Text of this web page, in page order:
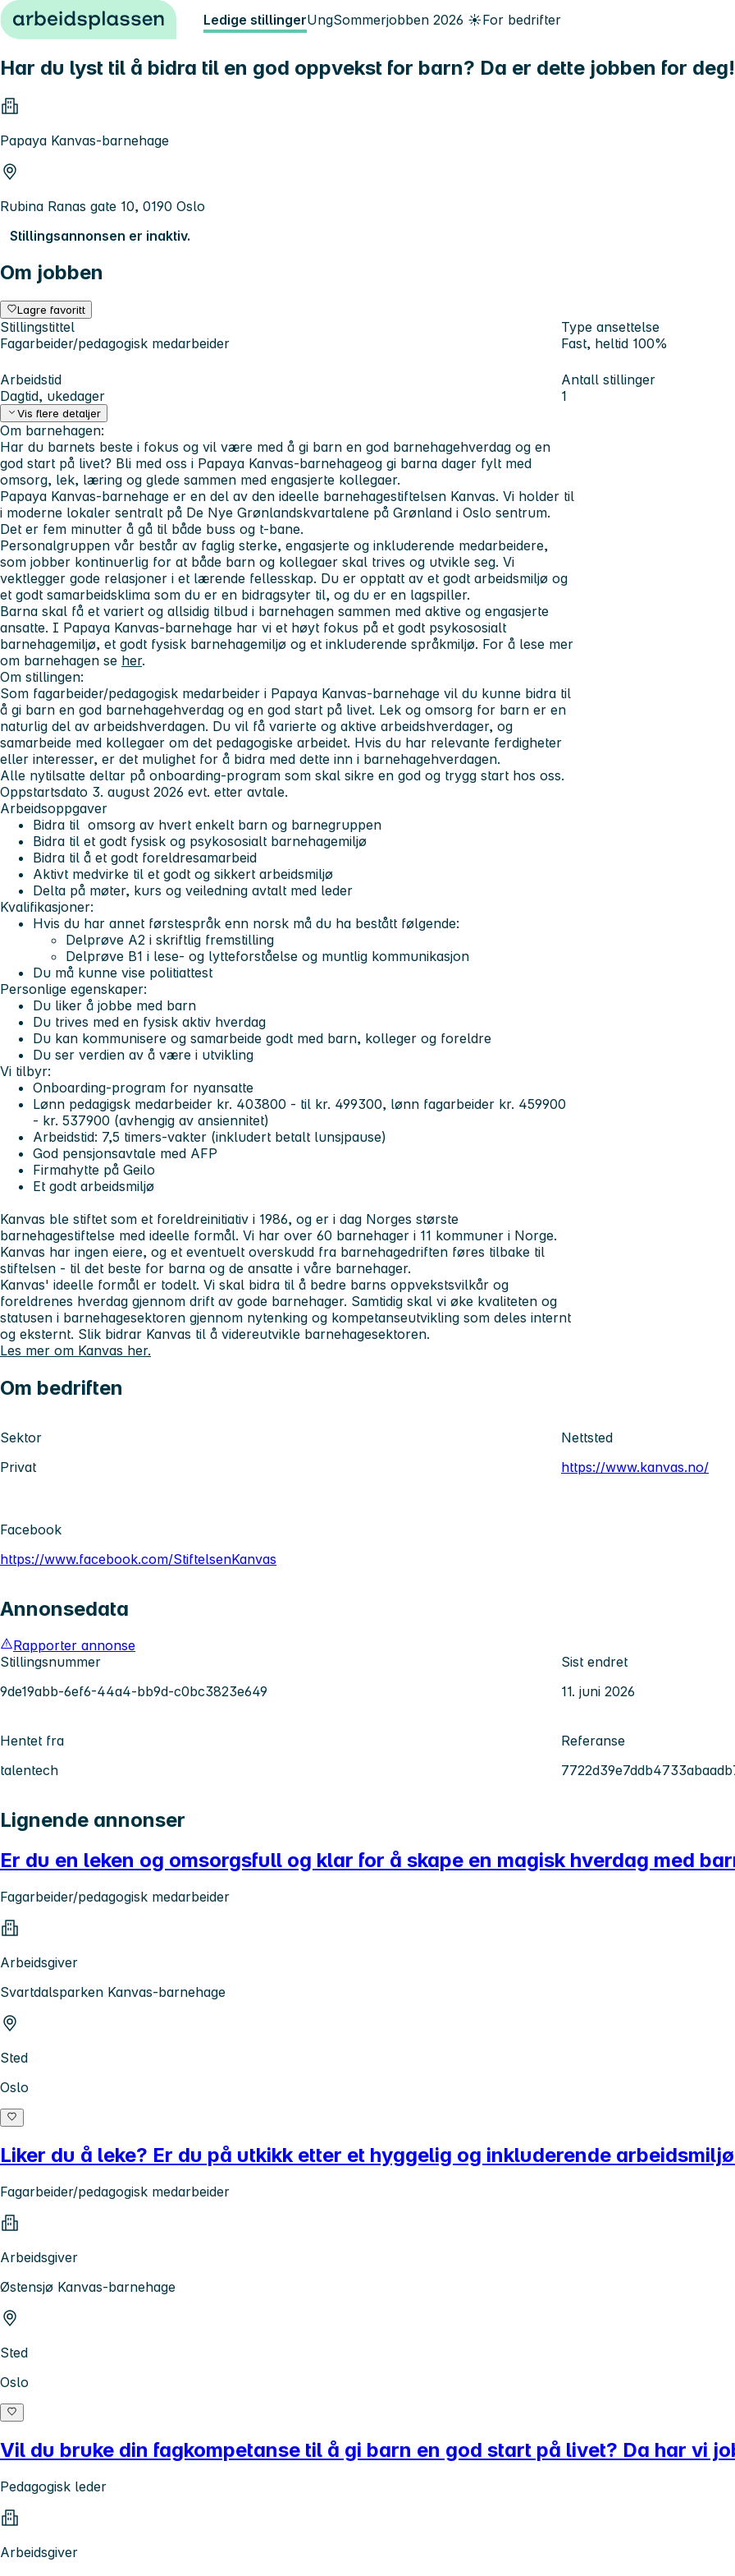
Hopp til innhold Ledige stillingerUngSommerjobben 2026 ☀️For bedrifter
Har du lyst til å bidra til en god oppvekst for barn? Da er dette jobben for deg!
Papaya Kanvas-barnehage
Rubina Ranas gate 10, 0190 Oslo
Stillingsannonsen er inaktiv.
Om jobben
Lagre favoritt
Stillingstittel
Fagarbeider/pedagogisk medarbeider
Type ansettelse
Fast, heltid 100%
Arbeidstid
Dagtid, ukedager
Antall stillinger
1
Vis flere detaljer
Om barnehagen:
Har du barnets beste i fokus og vil være med å gi barn en god barnehagehverdag og en
god start på livet? Bli med oss i Papaya Kanvas-barnehageog gi barna dager fylt med
omsorg, lek, læring og glede sammen med engasjerte kollegaer.
Papaya Kanvas-barnehage er en del av den ideelle barnehagestiftelsen Kanvas. Vi holder til
i moderne lokaler sentralt på De Nye Grønlandskvartalene på Grønland i Oslo sentrum.
Det er fem minutter å gå til både buss og t-bane.
Personalgruppen vår består av faglig sterke, engasjerte og inkluderende medarbeidere,
som jobber kontinuerlig for at både barn og kollegaer skal trives og utvikle seg. Vi
vektlegger gode relasjoner i et lærende fellesskap. Du er opptatt av et godt arbeidsmiljø og
et godt samarbeidsklima som du er en bidragsyter til, og du er en lagspiller.
Barna skal få et variert og allsidig tilbud i barnehagen sammen med aktive og engasjerte
ansatte. I Papaya Kanvas-barnehage har vi et høyt fokus på et godt psykososialt
barnehagemiljø, et godt fysisk barnehagemiljø og et inkluderende språkmiljø. For å lese mer
om barnehagen se her.
Om stillingen:
Som fagarbeider/pedagogisk medarbeider i Papaya Kanvas-barnehage vil du kunne bidra til
å gi barn en god barnehagehverdag og en god start på livet. Lek og omsorg for barn er en
naturlig del av arbeidshverdagen. Du vil få varierte og aktive arbeidshverdager, og
samarbeide med kollegaer om det pedagogiske arbeidet. Hvis du har relevante ferdigheter
eller interesser, er det mulighet for å bidra med dette inn i barnehagehverdagen.
Alle nytilsatte deltar på onboarding-program som skal sikre en god og trygg start hos oss.
Oppstartsdato 3. august 2026 evt. etter avtale.
Arbeidsoppgaver
Bidra til omsorg av hvert enkelt barn og barnegruppen
Bidra til et godt fysisk og psykososialt barnehagemiljø
Bidra til å et godt foreldresamarbeid
Aktivt medvirke til et godt og sikkert arbeidsmiljø
Delta på møter, kurs og veiledning avtalt med leder
Kvalifikasjoner:
Hvis du har annet førstespråk enn norsk må du ha bestått følgende:
Delprøve A2 i skriftlig fremstilling
Delprøve B1 i lese- og lytteforståelse og muntlig kommunikasjon
Du må kunne vise politiattest
Personlige egenskaper:
Du liker å jobbe med barn
Du trives med en fysisk aktiv hverdag
Du kan kommunisere og samarbeide godt med barn, kolleger og foreldre
Du ser verdien av å være i utvikling
Vi tilbyr:
Onboarding-program for nyansatte
Lønn pedagigsk medarbeider kr. 403800 - til kr. 499300, lønn fagarbeider kr. 459900
- kr. 537900 (avhengig av ansiennitet)
Arbeidstid: 7,5 timers-vakter (inkludert betalt lunsjpause)
God pensjonsavtale med AFP
Firmahytte på Geilo
Et godt arbeidsmiljø
Kanvas ble stiftet som et foreldreinitiativ i 1986, og er i dag Norges største
barnehagestiftelse med ideelle formål. Vi har over 60 barnehager i 11 kommuner i Norge.
Kanvas har ingen eiere, og et eventuelt overskudd fra barnehagedriften føres tilbake til
stiftelsen - til det beste for barna og de ansatte i våre barnehager.
Kanvas' ideelle formål er todelt. Vi skal bidra til å bedre barns oppvekstsvilkår og
foreldrenes hverdag gjennom drift av gode barnehager. Samtidig skal vi øke kvaliteten og
statusen i barnehagesektoren gjennom nytenking og kompetanseutvikling som deles internt
og eksternt. Slik bidrar Kanvas til å videreutvikle barnehagesektoren.
Les mer om Kanvas her.
Om bedriften
Sektor
Privat
Nettsted
https://www.kanvas.no/
Facebook
https://www.facebook.com/StiftelsenKanvas
Annonsedata
Rapporter annonse
Stillingsnummer
9de19abb-6ef6-44a4-bb9d-c0bc3823e649
Sist endret
11. juni 2026
Hentet fra
talentech
Referanse
Lignende annonser
Er du en leken og omsorgsfull og klar for å skape en magisk hverdag med
Fagarbeider/pedagogisk medarbeider
Arbeidsgiver
Svartdalsparken Kanvas-barnehage
Sted
Oslo
Liker du å leke? Er du på utkikk etter et hyggelig og inkluderende
Fagarbeider/pedagogisk medarbeider
Arbeidsgiver
Østensjø Kanvas-barnehage
Sted
Oslo
Vil du bruke din fagkompetanse til å gi barn en god start på livet? Da har vi
Pedagogisk leder
Arbeidsgiver